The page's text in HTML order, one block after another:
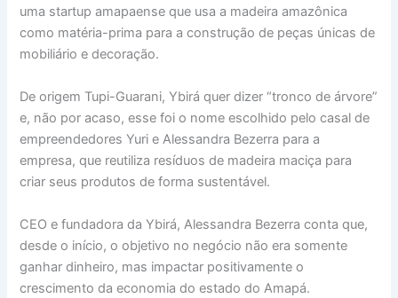
uma startup amapaense que usa a madeira amazônica
como matéria-prima para a construção de peças únicas de
mobiliário e decoração.
De origem Tupi-Guarani, Ybirá quer dizer “tronco de árvore”
e, não por acaso, esse foi o nome escolhido pelo casal de
empreendedores Yuri e Alessandra Bezerra para a
empresa, que reutiliza resíduos de madeira maciça para
criar seus produtos de forma sustentável.
CEO e fundadora da Ybirá, Alessandra Bezerra conta que,
desde o início, o objetivo no negócio não era somente
ganhar dinheiro, mas impactar positivamente o
crescimento da economia do estado do Amapá.